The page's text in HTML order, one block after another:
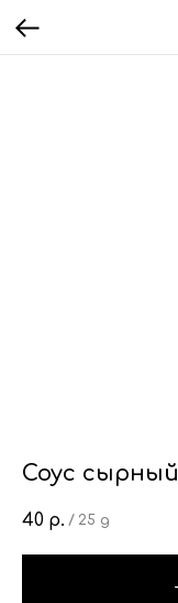
Соус сырный
40 р. / 25 g